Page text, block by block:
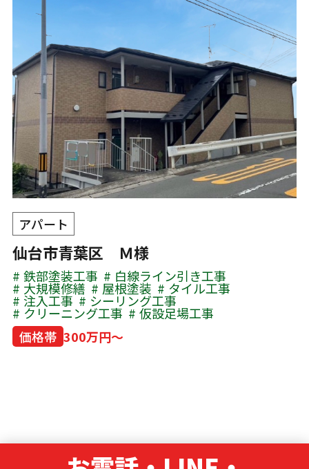
アパート
仙台市青葉区 Ｍ様
鉄部塗装工事 白線ライン引き工事
大規模修繕 屋根塗装 タイル工事
注入工事 シーリング工事
クリーニング工事
仮設足場工事
価格帯 300万円～